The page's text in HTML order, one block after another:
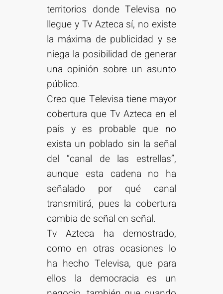
territorios donde Televisa no
llegue y Tv Azteca sí, no existe
la máxima de publicidad y se
niega la posibilidad de generar
una opinión sobre un asunto
público.
Creo que Televisa tiene mayor
cobertura que Tv Azteca en el
país y es probable que no
exista un poblado sin la señal
del “canal de las estrellas”,
aunque esta cadena no ha
señalado por qué canal
transmitirá, pues la cobertura
cambia de señal en señal.
Tv Azteca ha demostrado,
como en otras ocasiones lo
ha hecho Televisa, que para
ellos la democracia es un